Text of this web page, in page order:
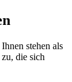
stehen als
die sich